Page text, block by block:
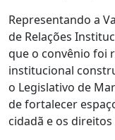
Representando a
de Relações
que o convênio foi
institucional
o Legislativo de
de fortalecer
cidadã e os